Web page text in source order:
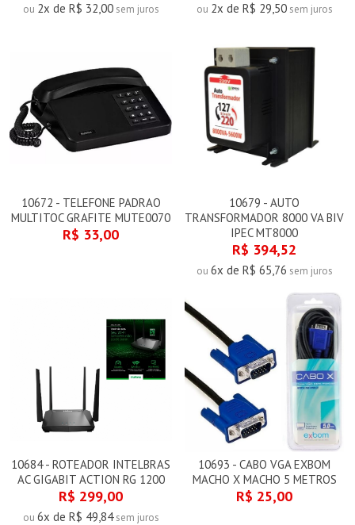
ou 2x de R$ 32,00sem juros ou 2x de R$ 29,50sem juros
10672 - TELEFONE PADRAO
MULTITOC GRAFITE MUTE0070
R$ 33,00
10679 - AUTO
TRANSFORMADOR 8000 VA BIV
IPEC MT8000
R$ 394,52
ou 6x de R$ 65,76 sem juros
10684 - ROTEADOR INTELBRAS
AC GIGABIT ACTION RG 1200
R$ 299,00
ou 6x de R$ 49,84sem juros
10693 - CABO VGA EXBOM
MACHO X MACHO 5 METROS
R$ 25,00